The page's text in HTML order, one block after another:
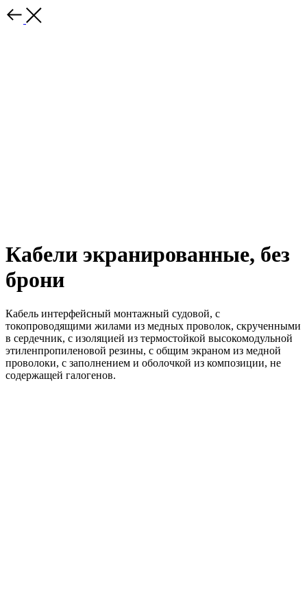
Кабели экранированные, без
брони
Кабель интерфейсный монтажный судовой, с
токопроводящими жилами из медных проволок, скрученными
в сердечник, с изоляцией из термостойкой высокомодульной
этиленпропиленовой резины, с общим экраном из медной
проволоки, с заполнением и оболочкой из композиции, не
содержащей галогенов.